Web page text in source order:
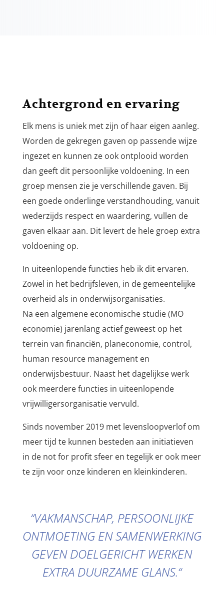
Achtergrond en ervaring
Elk mens is uniek met zijn of haar eigen aanleg.
Worden de gekregen gaven op passende wijze
ingezet en kunnen ze ook ontplooid worden
dan geeft dit persoonlijke voldoening. In een
groep mensen zie je verschillende gaven. Bij
een goede onderlinge verstandhouding, vanuit
wederzijds respect en waardering, vullen de
gaven elkaar aan. Dit levert de hele groep extra
voldoening op.
In uiteenlopende functies heb ik dit ervaren.
Zowel in het bedrijfsleven, in de gemeentelijke
overheid als in onderwijsorganisaties.
Na een algemene economische studie (MO
economie) jarenlang actief geweest op het
terrein van financiën, planeconomie, control,
human resource management en
onderwijsbestuur. Naast het dagelijkse werk
ook meerdere functies in uiteenlopende
vrijwilligersorganisatie vervuld.
Sinds november 2019 met levensloopverlof om
meer tijd te kunnen besteden aan initiatieven
in de not for profit sfeer en tegelijk er ook meer
te zijn voor onze kinderen en kleinkinderen.
“VAKMANSCHAP, PERSOONLIJKE
ONTMOETING EN SAMENWERKING
GEVEN DOELGERICHT WERKEN
EXTRA DUURZAME GLANS.“